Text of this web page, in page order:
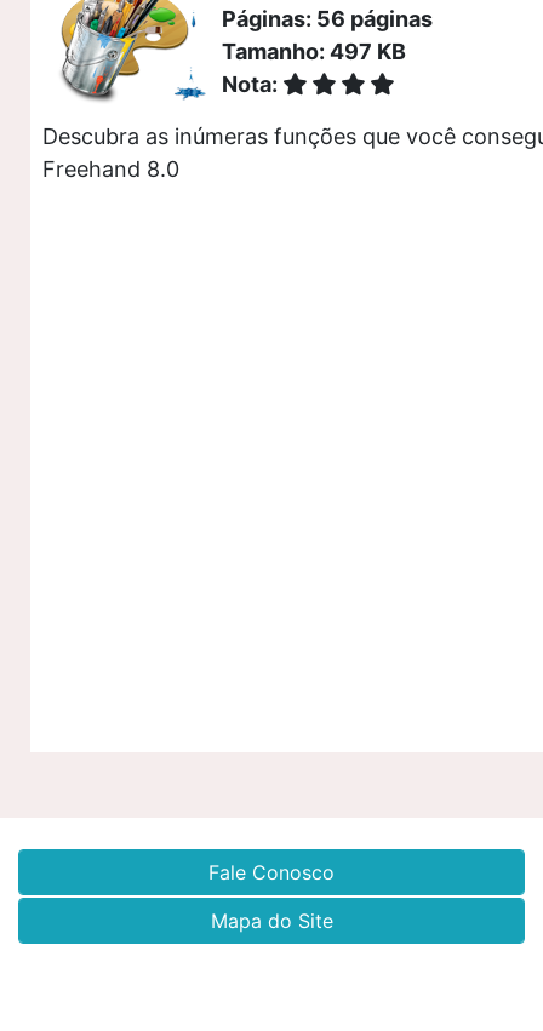
Páginas: 56 páginas
Tamanho: 497 KB
Nota:
Descubra as inúmeras funções que você
Freehand 8.0
Fale Conosco
Mapa do Site